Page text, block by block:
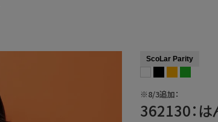
ScoLar Parity
※8/3追加：
362130：